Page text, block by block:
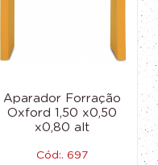
Aparador Forração
Oxford 1,50 x0,50
x0,80 alt
Cód:. 697